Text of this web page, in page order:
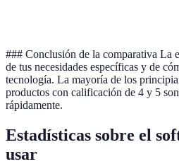
### Conclusión de la comparativa La
de tus necesidades específicas y de
tecnología. La mayoría de los
productos con calificación de 4 y 5
rápidamente.
Estadísticas sobre el
usar